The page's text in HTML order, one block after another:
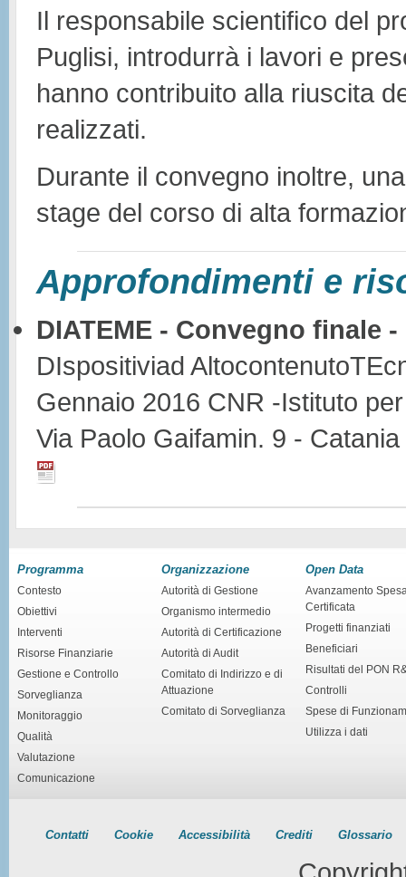
Il responsabile scientifico del
Puglisi, introdurrà i lavori e
hanno contribuito alla riuscita
realizzati.
Durante il convegno inoltre,
stage del corso di alta
Approfondimenti e
DIATEME - Convegno finale
DIspositiviad
Gennaio 2016 CNR -Istituto
Via Paolo Gaifamin. 9 -
Programma
Contesto
Obiettivi
Interventi
Risorse Finanziarie
Gestione e Controllo
Sorveglianza
Monitoraggio
Qualità
Valutazione
Comunicazione
Organizzazione
Autorità di Gestione
Organismo intermedio
Autorità di Certificazione
Autorità di Audit
Comitato di Indirizzo e di
Attuazione
Comitato di Sorveglianza
Open Data
Avanzamento
Certificata
Progetti finanziati
Beneficiari
Risultati del PON
Controlli
Spese di
Utilizza i dati
Contatti Cookie Accessibilità Crediti Glossario